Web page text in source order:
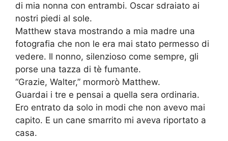
di mia nonna con entrambi. Oscar sdraiato ai
nostri piedi al sole.
Matthew stava mostrando a mia madre una
fotografia che non le era mai stato permesso di
vedere. Il nonno, silenzioso come sempre, gli
porse una tazza di tè fumante.
“Grazie, Walter,” mormorò Matthew.
Guardai i tre e pensai a quella sera ordinaria.
Ero entrato da solo in modi che non avevo mai
capito. E un cane smarrito mi aveva riportato a
casa.